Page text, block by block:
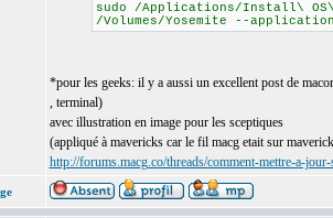
sudo /Applications/Install\ OS\
/Volumes/Yosemite --
*pour les geeks: il y a aussi un excellent post de
, terminal)
avec illustration en image pour les sceptiques
(appliqué à mavericks car le fil macg etait sur
http://forums.macg.co/threads/comment-mettre-a-